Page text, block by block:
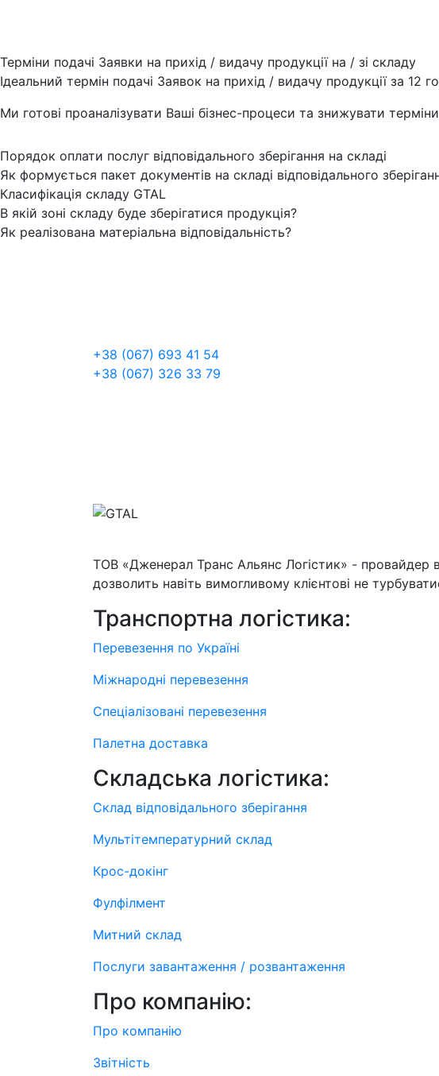
Терміни подачі Заявки на прихід / видачу продукції на / зі складу
Ідеальний термін подачі Заявок на прихід / видачу продукції за 12
Ми готові проаналізувати Ваші бізнес-процеси та знижувати
Порядок оплати послуг відповідального зберігання на складі
Як формується пакет документів на складі відповідального
Класифікація складу GTAL
В якій зоні складу буде зберігатися продукція?
Як реалізована матеріальна відповідальність?
+38 (067) 693 41 54
+38 (067) 326 33 79
ТОВ «Дженерал Транс Альянс Логістик» - провайдер
дозволить навіть вимогливому клієнтові не
Транспортна логістика:
Перевезення по Україні
Міжнародні перевезення
Спеціалізовані перевезення
Палетна доставка
Складська логістика:
Склад відповідального зберігання
Мультітемпературний склад
Крос-докінг
Фулфілмент
Митний склад
Послуги завантаження / розвантаження
Про компанію:
Про компанію
Звітність